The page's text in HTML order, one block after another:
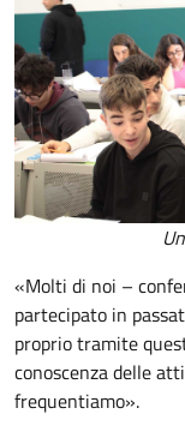
«Molti di noi –
partecipato in
proprio tramite
conoscenza delle
frequentiamo».